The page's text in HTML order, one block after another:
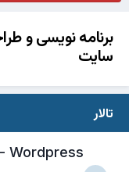
برنامه نویسی و
سایت
تالار
Wordpress - وردپرس